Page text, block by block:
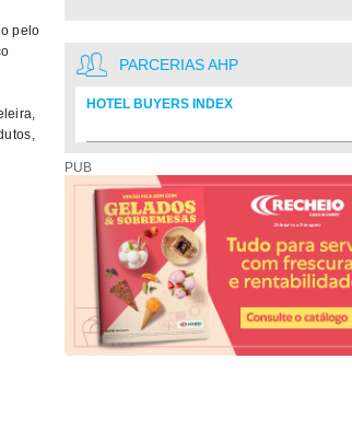
pelo
PARCERIAS AHP
HOTEL BUYERS INDEX
PUB